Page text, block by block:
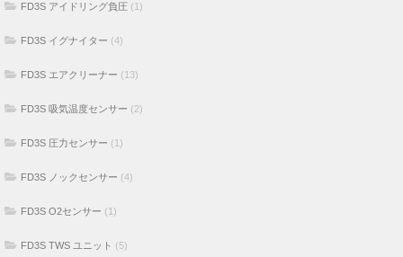
FD3S アイドリング負圧 (1)
FD3S イグナイター (4)
FD3S エアクリーナー (13)
FD3S 吸気温度センサー (2)
FD3S 圧力センサー (1)
FD3S ノックセンサー (4)
FD3S O2センサー (1)
FD3S TWS ユニット (5)